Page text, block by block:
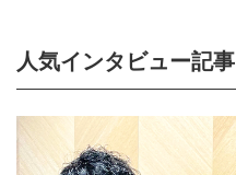
人気インタビュー記事